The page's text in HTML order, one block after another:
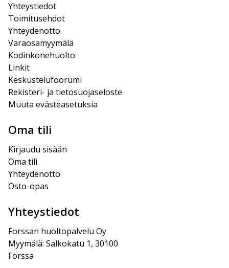
Yhteystiedot
Toimitusehdot
Yhteydenotto
Varaosamyymälä
Kodinkonehuolto
Linkit
Keskustelufoorumi
Rekisteri- ja tietosuojaseloste
Muuta evästeasetuksia
Oma tili
Kirjaudu sisään
Oma tili
Yhteydenotto
Osto-opas
Yhteystiedot
Forssan huoltopalvelu Oy
Myymälä: Salkokatu 1, 30100
Forssa